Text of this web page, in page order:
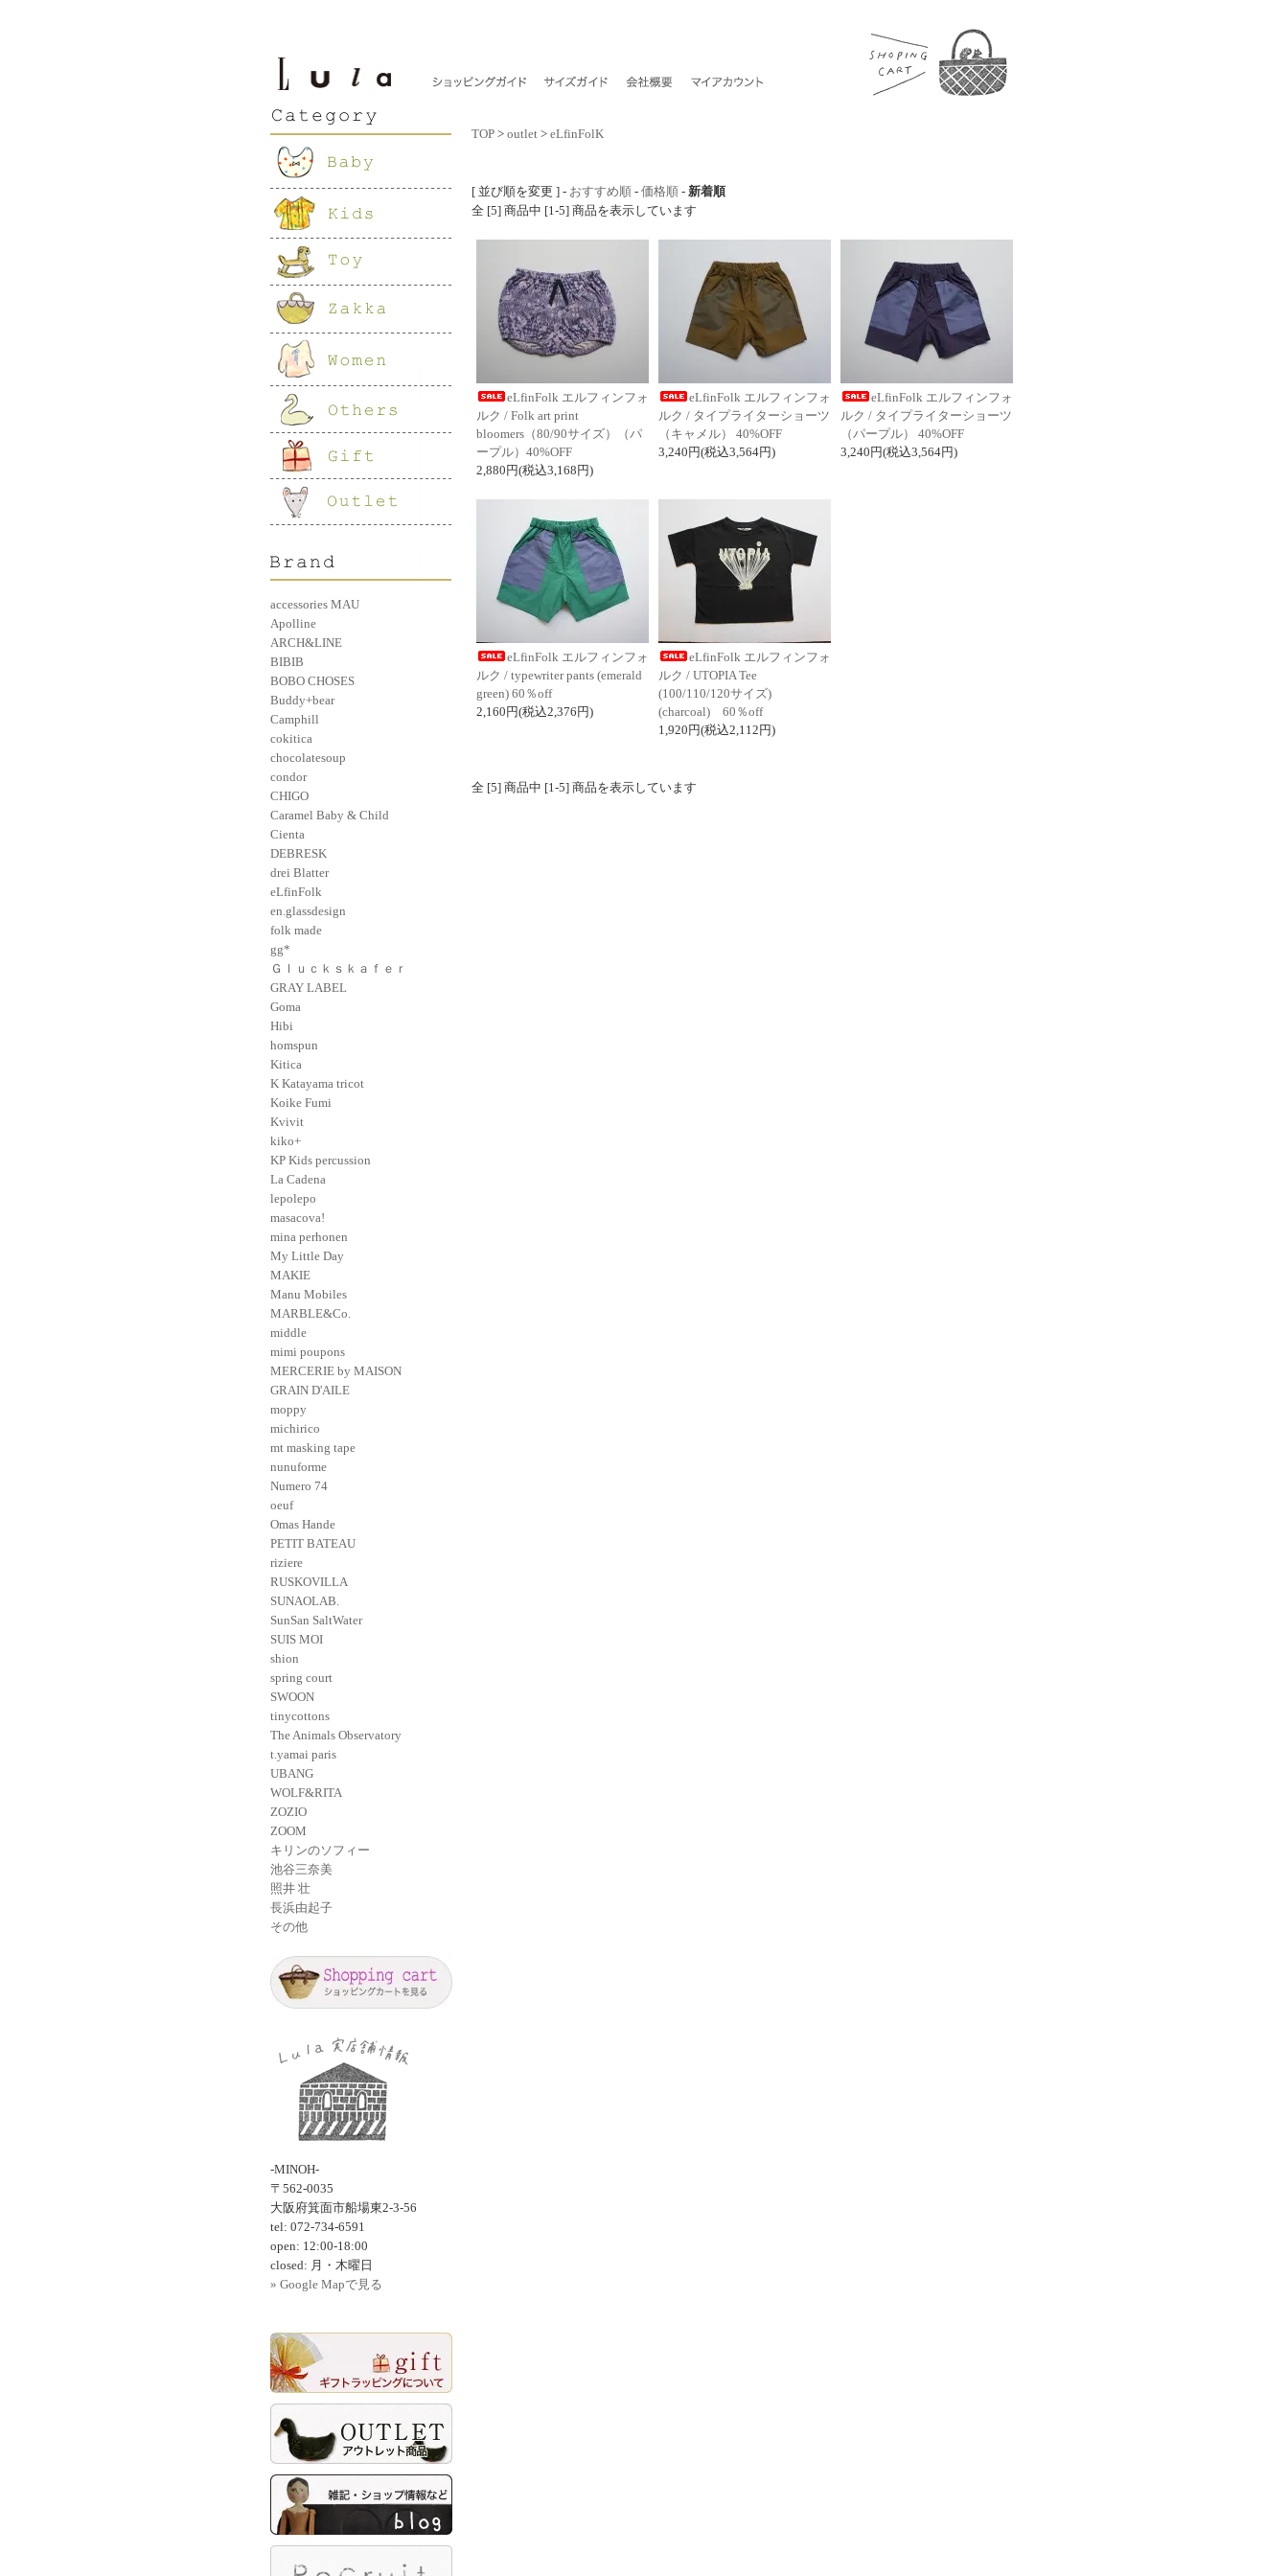
accessories MAU
Apolline
ARCH&LINE
BIBIB
BOBO CHOSES
Buddy+bear
Camphill
cokitica
chocolatesoup
condor
CHIGO
Caramel Baby & Child
Cienta
DEBRESK
drei Blatter
eLfinFolk
en.glassdesign
folk made
gg*
Ｇｌｕｃｋｓｋａｆｅｒ
GRAY LABEL
Goma
Hibi
homspun
Kitica
K Katayama tricot
Koike Fumi
Kvivit
kiko+
KP Kids percussion
La Cadena
lepolepo
masacova!
mina perhonen
My Little Day
MAKIE
Manu Mobiles
MARBLE&Co.
middle
mimi poupons
MERCERIE by MAISON
GRAIN D'AILE
moppy
michirico
mt masking tape
nunuforme
Numero 74
oeuf
Omas Hande
PETIT BATEAU
riziere
RUSKOVILLA
SUNAOLAB.
SunSan SaltWater
SUIS MOI
shion
spring court
SWOON
tinycottons
The Animals Observatory
t.yamai paris
UBANG
WOLF&RITA
ZOZIO
ZOOM
キリンのソフィー
池谷三奈美
照井 壮
長浜由起子
その他
-MINOH-
〒562-0035
大阪府箕面市船場東2-3-56
tel: 072-734-6591
open: 12:00-18:00
closed: 月・木曜日
» Google Mapで見る
TOP > outlet > eLfinFolK
[ 並び順を変更 ] - おすすめ順 - 価格順 - 新着順
全 [5] 商品中 [1-5] 商品を表示しています
eLfinFolk エルフィンフォ
ルク / Folk art print
bloomers（80/90サイズ）（パ
ープル）40%OFF
2,880円(税込3,168円)
eLfinFolk エルフィンフォ
ルク / タイプライターショーツ
（キャメル） 40%OFF
3,240円(税込3,564円)
eLfinFolk エルフィンフォ
ルク / タイプライターショーツ
（パープル） 40%OFF
3,240円(税込3,564円)
eLfinFolk エルフィンフォ
ルク / typewriter pants (emerald
green) 60％off
2,160円(税込2,376円)
eLfinFolk エルフィンフォ
ルク / UTOPIA Tee
(100/110/120サイズ)
(charcoal) 60％off
1,920円(税込2,112円)
全 [5] 商品中 [1-5] 商品を表示しています